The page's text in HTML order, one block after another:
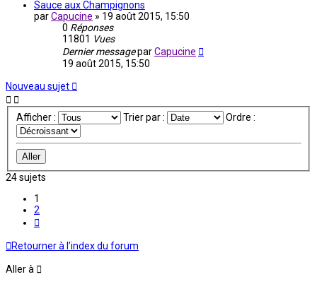
Sauce aux Champignons
parCapucine » 19 août 2015, 15:50
0 Réponses
11801 Vues
Dernier messageparCapucine
19 août 2015, 15:50
Nouveau sujet
Afficher : Trier par : Ordre :
24 sujets
1
2
Retourner à l’index du forum
Aller à